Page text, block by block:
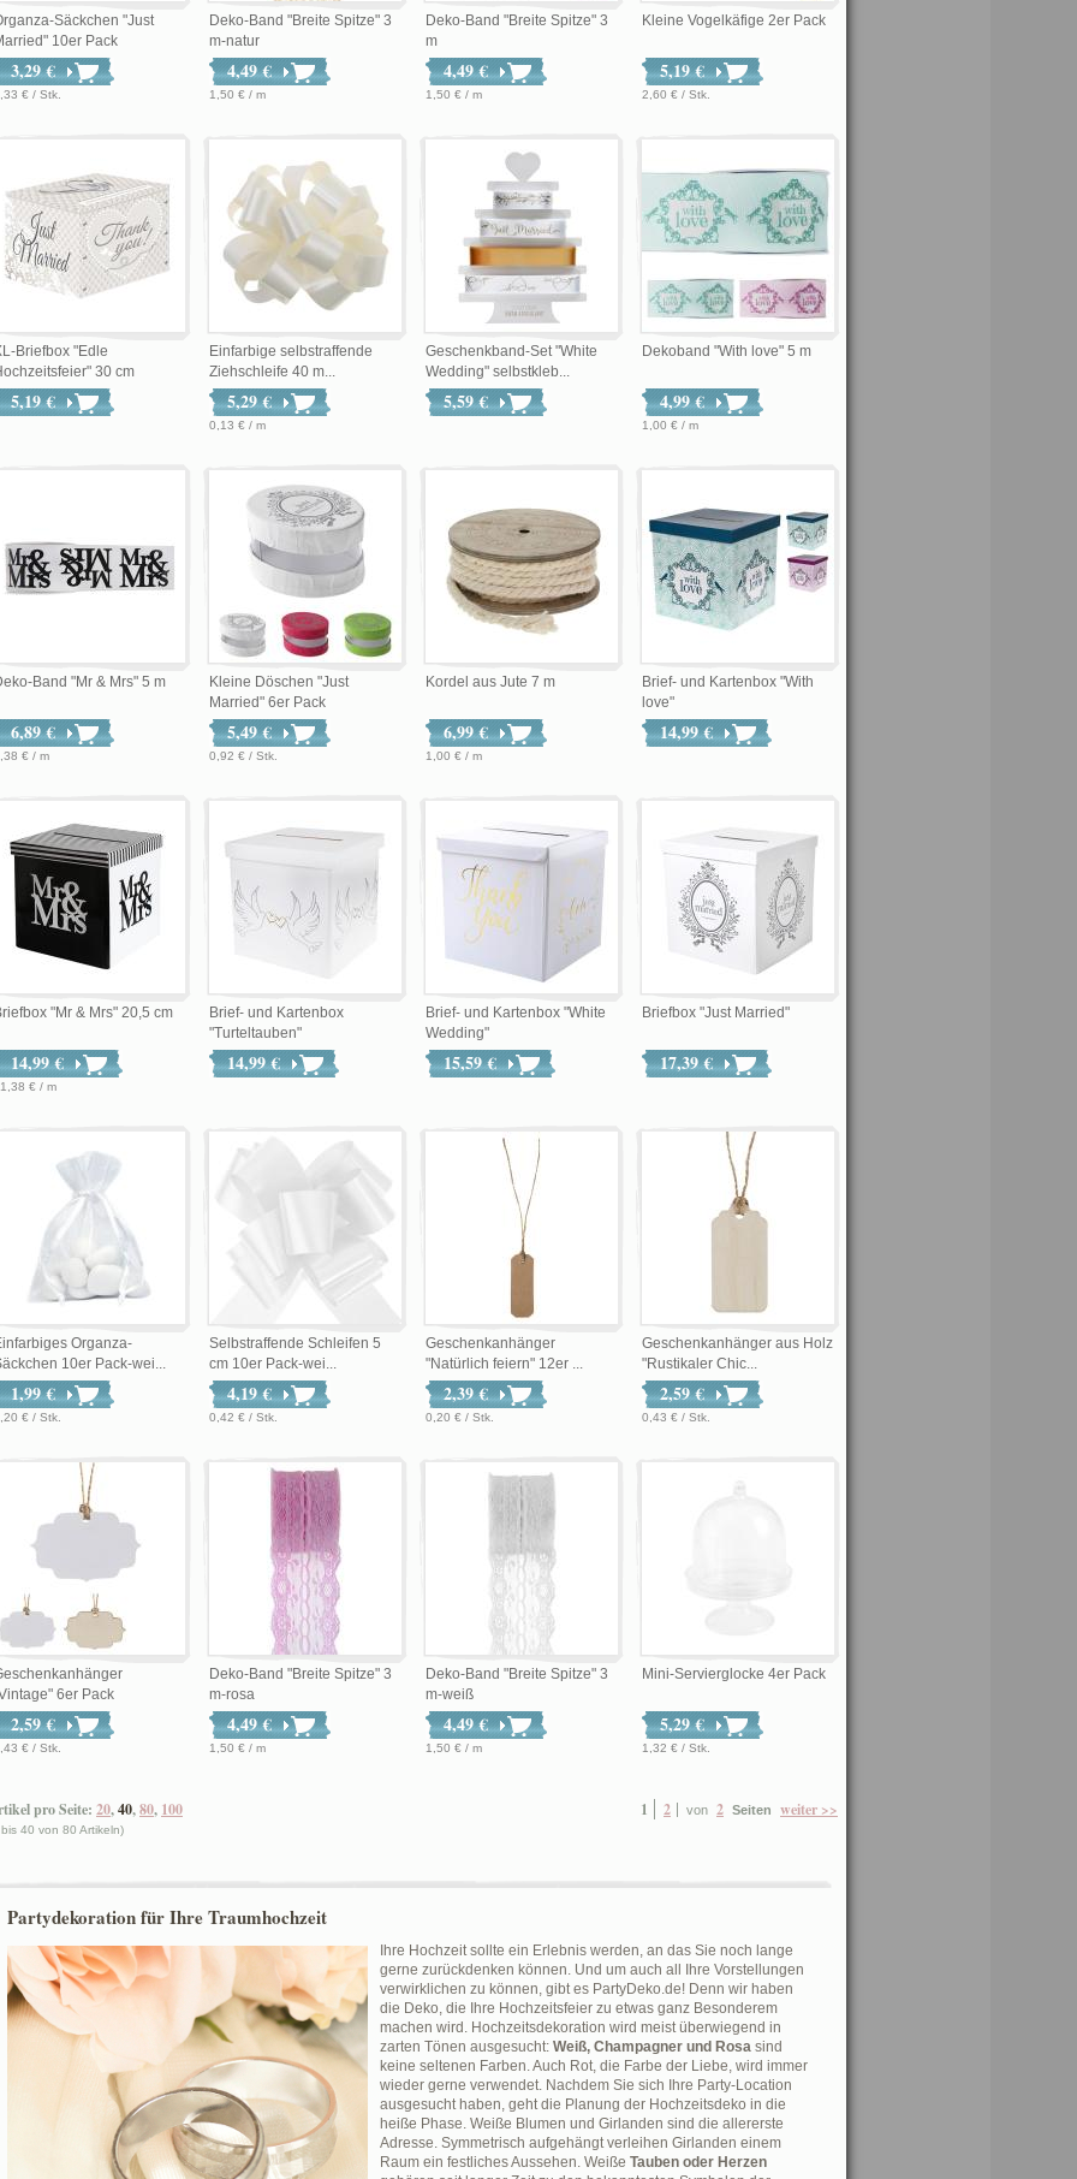
Säckchen "Just
10er Pack
3,29 €
€ / Stk.
Deko-Band "Breite Spitze" 3
m-natur
4,49 €
1,50 € / m
Deko-Band "Breite Spitze" 3
m
4,49 €
1,50 € / m
Kleine Vogelkäfige 2er Pack
5,19 €
2,60 € / Stk.
Briefbox "Edle
30 cm
5,19 €
Einfarbige selbstraffende
Ziehschleife 40 m...
5,29 €
0,13 € / m
Geschenkband-Set "White
Wedding" selbstkleb...
5,59 €
Dekoband "With love" 5 m
4,99 €
1,00 € / m
Band "Mr & Mrs" 5 m
6,89 €
€ / m
Kleine Döschen "Just
Married" 6er Pack
5,49 €
0,92 € / Stk.
Kordel aus Jute 7 m
6,99 €
1,00 € / m
Brief- und Kartenbox "With
love"
14,99 €
"Mr & Mrs" 20,5 cm
14,99 €
€ / m
Brief- und Kartenbox
"Turteltauben"
14,99 €
Brief- und Kartenbox "White
Wedding"
15,59 €
Briefbox "Just Married"
17,39 €
Organza-
10er Pack-wei...
1,99 €
€ / Stk.
Selbstraffende Schleifen 5
cm 10er Pack-wei...
4,19 €
0,42 € / Stk.
Geschenkanhänger
"Natürlich feiern" 12er ...
2,39 €
0,20 € / Stk.
Geschenkanhänger aus Holz
"Rustikaler Chic...
2,59 €
0,43 € / Stk.
6er Pack
2,59 €
€ / Stk.
Deko-Band "Breite Spitze" 3
m-rosa
4,49 €
1,50 € / m
Deko-Band "Breite Spitze" 3
m-weiß
4,49 €
1,50 € / m
Mini-Servierglocke 4er Pack
5,29 €
1,32 € / Stk.
pro Seite: 20,40,80, 100
40 von 80 Artikeln)
1 2 von 2 Seiten weiter >>
Partydekoration für Ihre Traumhochzeit
Ihre Hochzeit sollte ein Erlebnis werden, an das Sie noch lange
gerne zurückdenken können. Und um auch all Ihre Vorstellungen
verwirklichen zu können, gibt es PartyDeko.de! Denn wir haben
die Deko, die Ihre Hochzeitsfeier zu etwas ganz Besonderem
machen wird. Hochzeitsdekoration wird meist überwiegend in
zarten Tönen ausgesucht: Weiß, Champagner und Rosa sind
keine seltenen Farben. Auch Rot, die Farbe der Liebe, wird immer
wieder gerne verwendet. Nachdem Sie sich Ihre Party-Location
ausgesucht haben, geht die Planung der Hochzeitsdeko in die
heiße Phase. Weiße Blumen und Girlanden sind die allererste
Adresse. Symmetrisch aufgehängt verleihen Girlanden einem
Raum ein festliches Aussehen. Weiße Tauben oder Herzen